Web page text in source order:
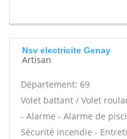
Nsv electricite Genay
Artisan
Département: 69
Volet battant / Volet
- Alarme - Alarme de
Sécurité incendie -